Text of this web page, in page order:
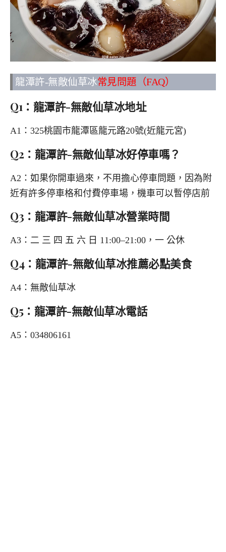
龍潭許-無敵仙草冰常見問題（FAQ）
Q1：龍潭許-無敵仙草冰地址
A1：325桃園市龍潭區龍元路20號(近龍元宮)
Q2：龍潭許-無敵仙草冰好停車嗎？
A2：如果你開車過來，不用擔心停車問題，因為附
近有許多停車格和付費停車場，機車可以暫停店前
Q3：龍潭許-無敵仙草冰營業時間
A3：二 三 四 五 六 日 11:00–21:00，一 公休
Q4：龍潭許-無敵仙草冰推薦必點美食
A4：無敵仙草冰
Q5：龍潭許-無敵仙草冰電話
A5：034806161